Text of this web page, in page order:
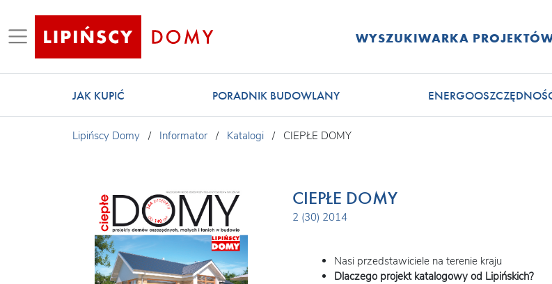
WYSZUKIWARKA
JAK KUPIĆ PORADNIK BUDOWLANY
Lipińscy Domy / Informator / Katalogi / CIEPŁE DOMY
CIEPŁE DOMY
2 (30) 2014
Nasi przedstawiciele na terenie kraju
Dlaczego projekt katalogowy od Lipińskich?